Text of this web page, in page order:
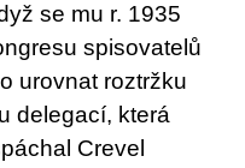
se mu r. 1935
spisovatelů
urovnat roztržku
delegací, která
Crevel